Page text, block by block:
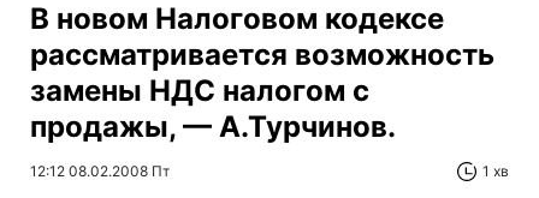
В новом Налоговом кодексе
рассматривается возможность
замены НДС налогом с
продажы, — А.Турчинов.
12:12 08.02.2008 Пт 1 хв